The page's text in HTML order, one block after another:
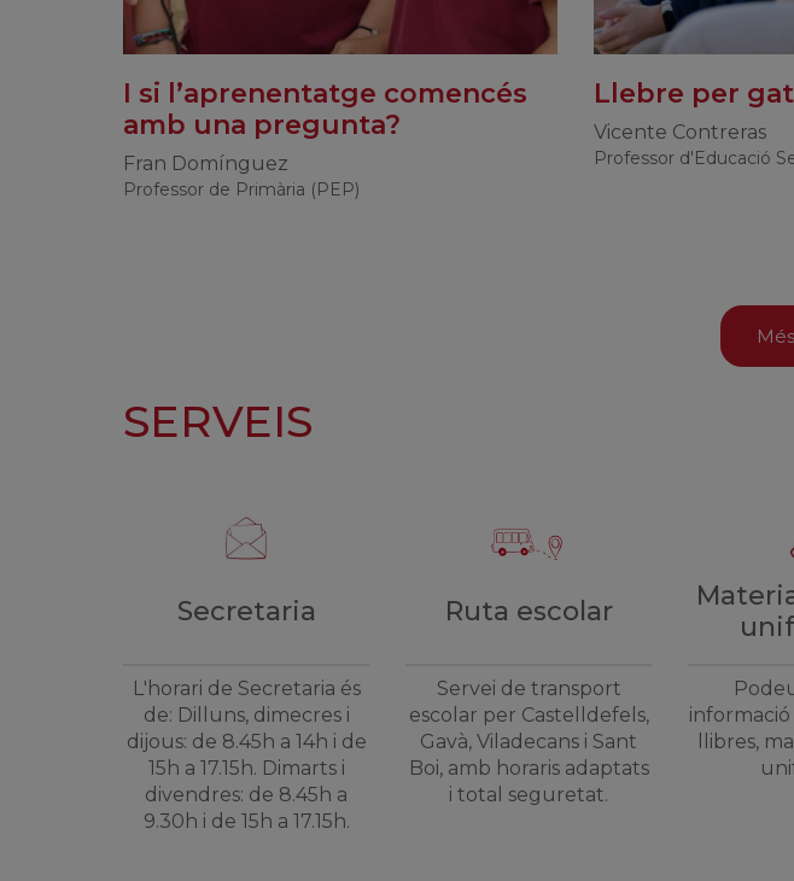
I si l’aprenentatge comencés
amb una pregunta?
Fran Domínguez
Professor de Primària (PEP)
Llebre per gat
Vicente Contreras
Professor d'Educació
SERVEIS
Secretaria
L'horari de Secretaria és
de: Dilluns, dimecres i
dijous: de 8.45h a 14h i de
15h a 17.15h. Dimarts i
divendres: de 8.45h a
9.30h i de 15h a 17.15h.
Ruta escolar
Servei de transport
escolar per Castelldefels,
Gavà, Viladecans i Sant
Boi, amb horaris adaptats
i total seguretat.
llibres,